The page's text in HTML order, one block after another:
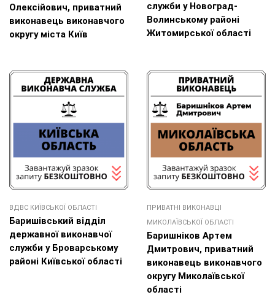
Олексійович, приватний
виконавець виконавчого
округу міста Київ
служби у Новоград-
Волинському районі
Житомирської області
ВДВС КИЇВСЬКОЇ ОБЛАСТІ
Баришівський відділ
державної виконавчої
служби у Броварському
районі Київської області
ПРИВАТНІ ВИКОНАВЦІ
МИКОЛАЇВСЬКОЇ ОБЛАСТІ
Баришніков Артем
Дмитрович, приватний
виконавець виконавчого
округу Миколаївської
області